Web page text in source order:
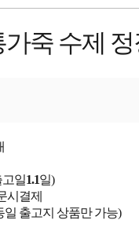
죽 수제 정
일1.1일)
시결제
일 출고지 상품만 가능)